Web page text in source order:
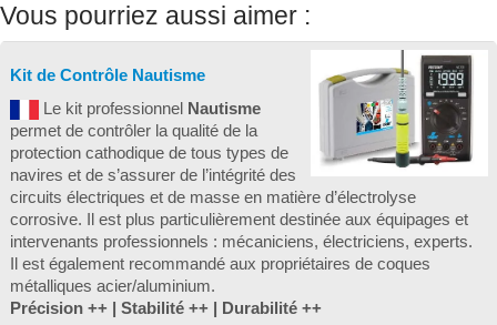
Vous pourriez aussi aimer :
Kit de Contrôle Nautisme
Le kit professionnel Nautisme
permet de contrôler la qualité de la
protection cathodique de tous types de
navires et de s’assurer de l’intégrité des
circuits électriques et de masse en matière d’électrolyse
corrosive. Il est plus particulièrement destinée aux équipages et
intervenants professionnels : mécaniciens, électriciens, experts.
Il est également recommandé aux propriétaires de coques
métalliques acier/aluminium.
Précision ++ | Stabilité ++ | Durabilité ++